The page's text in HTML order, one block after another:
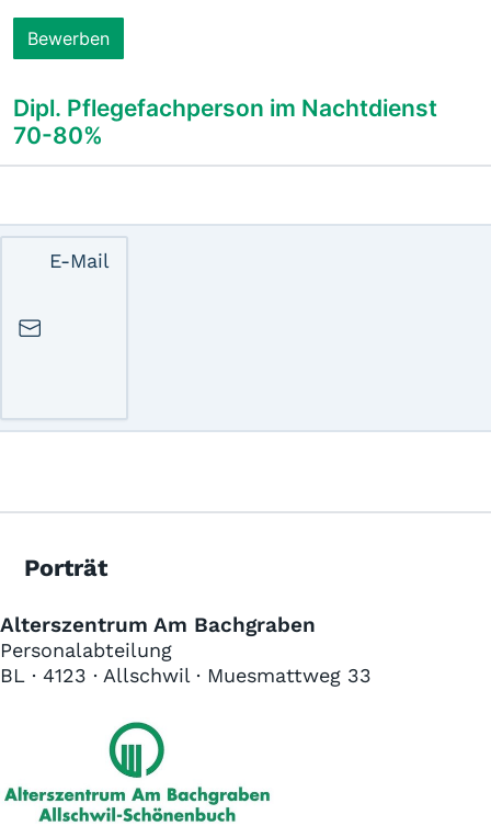
E-Mail
Porträt
Alterszentrum Am Bachgraben
Personalabteilung
BL · 4123 · Allschwil · Muesmattweg 33